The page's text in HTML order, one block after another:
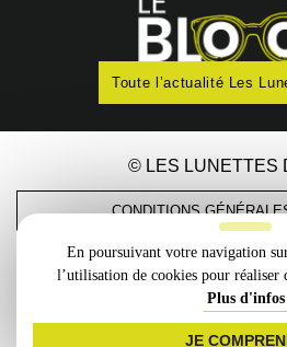
Toute l’actualité Les
© LES LUNETTES
CONDITIONS
MENTIONS
PMP
En poursuivant votre navigation
l’utilisation de cookies pour réaliser
Plus d'infos
JE